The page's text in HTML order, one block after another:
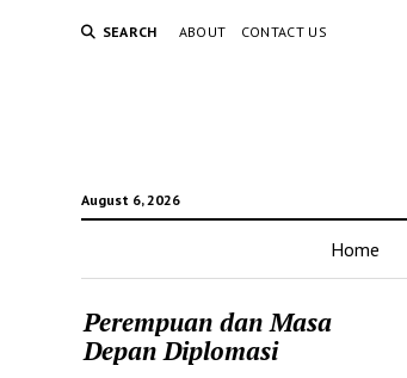
SEARCH ABOUT CONTACT US
August 6, 2026
Home
Perempuan dan Masa
Depan Diplomasi